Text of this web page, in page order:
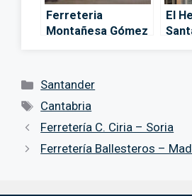
Ferreteria
Montañesa Gómez
Santander
El
Categorías
Santander
Etiquetas
Cantabria
Ferretería C. Ciria – Soria
Ferretería Ballesteros –